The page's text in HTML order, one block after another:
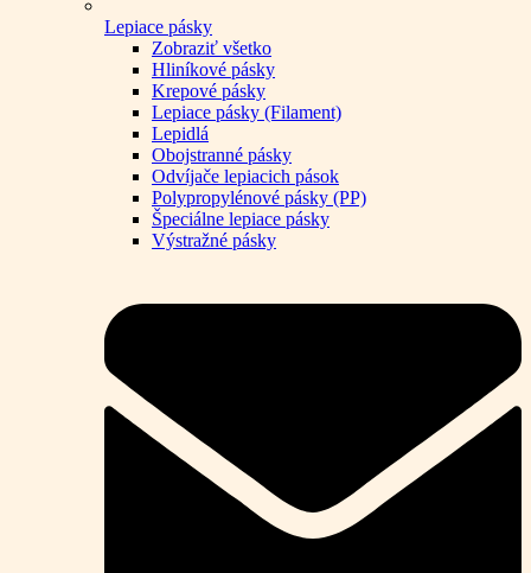
Lepiace pásky
Zobraziť všetko
Hliníkové pásky
Krepové pásky
Lepiace pásky (Filament)
Lepidlá
Obojstranné pásky
Odvíjače lepiacich pások
Polypropylénové pásky (PP)
Špeciálne lepiace pásky
Výstražné pásky